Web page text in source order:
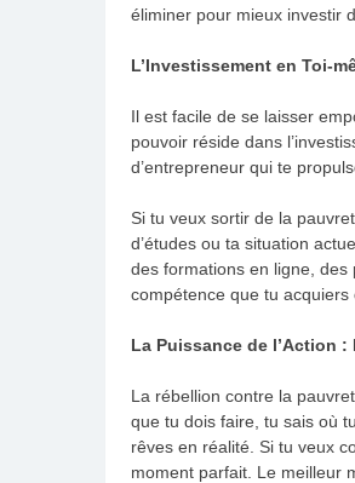
éliminer pour mieux investir
L’Investissement en Toi-
Il est facile de se laisser
pouvoir réside dans
d’entrepreneur qui te
Si tu veux sortir de la
d’études ou ta situation
des formations en ligne,
compétence que tu
La Puissance de l’Action :
La rébellion contre la
que tu dois faire, tu sais où
rêves en réalité. Si tu veux
moment parfait. Le meilleur